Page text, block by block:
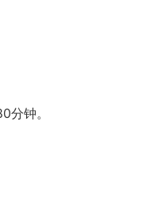
分钟。